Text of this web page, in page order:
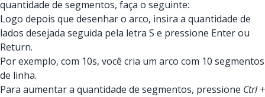
quantidade de segmentos, faça o seguinte:
Logo depois que desenhar o arco, insira a quantidade de
lados desejada seguida pela letra S e pressione Enter ou
Return.
Por exemplo, com 10s, você cria um arco com 10 segmentos
de linha.
Para aumentar a quantidade de segmentos, pressione Ctrl +